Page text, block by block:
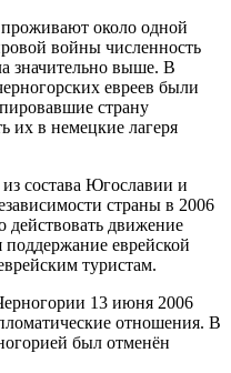
около одной
войны численность
значительно выше. В
евреев были
страну
их в немецкие лагеря
состава Югославии и
страны в 2006
действовать движение
еврейской
туристам.
13 июня 2006
отношения. В
был отменён